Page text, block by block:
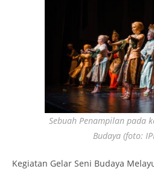
Sebuah Penampilan pada
Budaya (foto:
Kegiatan Gelar Seni Budaya